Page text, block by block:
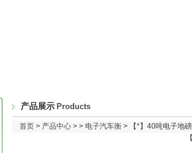
产品展示 Products
首页 > 产品中心 > > 电子汽车衡 > 【*】40吨电子地